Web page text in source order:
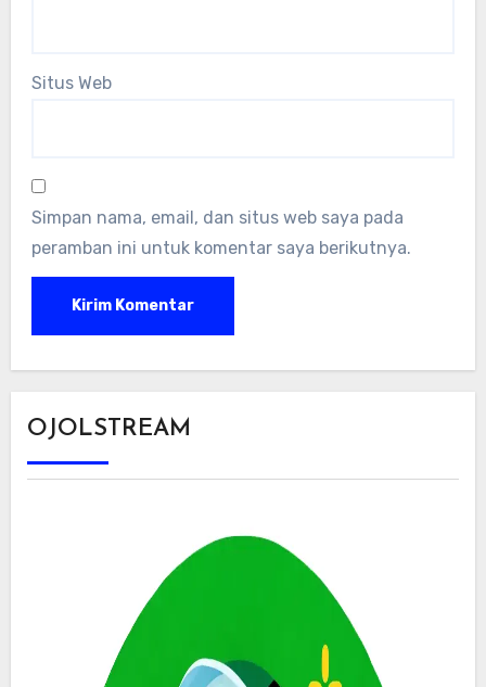
Situs Web
Simpan nama, email, dan situs web saya pada
peramban ini untuk komentar saya berikutnya.
OJOLSTREAM